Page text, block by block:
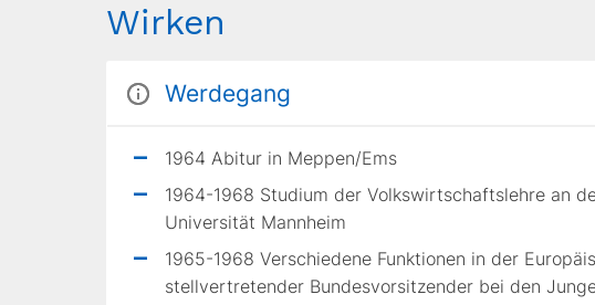
Wirken
Werdegang
1964 Abitur in Meppen/Ems
1964-1968 Studium der Volkswirtschaftslehre an
Universität Mannheim
1965-1968 Verschiedene Funktionen in der
stellvertretender Bundesvorsitzender bei den